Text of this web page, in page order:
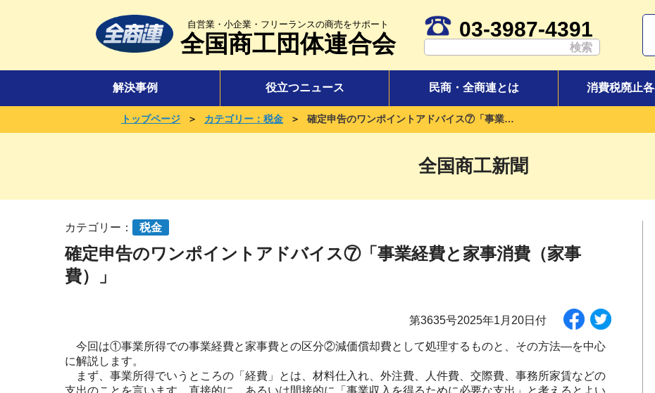
自営業・小企業・フリーランスの商売をサポート
全国商工団体連合会
03-3987-4391
解決事例 役立つニュース 民商・全商連とは 消費税廃止
トップページ ＞ カテゴリー：税金 ＞ 確定申告のワンポイントアドバイス⑦「事業経費と家事消費（家事費）」
全国商工新聞
カテゴリー： 税金
確定申告のワンポイントアドバイス⑦「事業経費と家事消費（家事
費）」
第3635号2025年1月20日付
今回は①事業所得での事業経費と家事費との区分②減価償却費として処理するものと、その方法―を中心
に解説します。
まず、事業所得でいうところの「経費」とは、材料仕入れ、外注費、人件費、交際費、事務所家賃などの